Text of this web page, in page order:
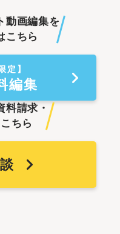
動画編集を
こちら
定】
編集
料請求・
ちら